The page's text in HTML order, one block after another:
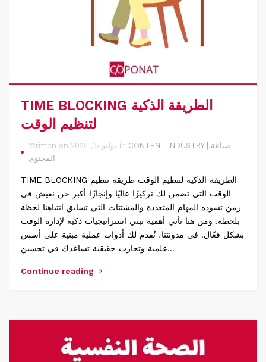
TIME BLOCKING الطريقة الذكية
لتنظيم الوقت
Written on يوليو 15, 2025 in CONTENT INDUSTRY | صناعة
المحتوى
TIME BLOCKING الطريقة الذكية لتنظيم الوقت طريقة تنظيم
الوقت التي تضمن لك تركيزًا عاليًا وإنجازًا أكبر حن نعيش في
زمن تسوده المهام المتعددة والمشتتات التي تسابق انتباهنا لحظة
بلحظة. ومن هنا تأتي أهمية تبني استراتيجيات ذكية لإدارة الوقت
بشكل فعّال. في مدونتنا، نُقدم لك أدوات عملية مبنية على أسس
علمية وتجارب حقيقية تساعدك في تحسين…
Continue reading